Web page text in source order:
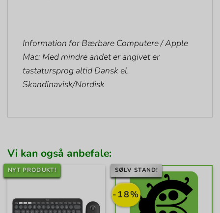
Information for Bærbare Computere / Apple
Mac: Med mindre andet er angivet er
tastatursprog altid Dansk el.
Skandinavisk/Nordisk
Vi kan også anbefale:
NYT PRODUKT!
-18%
SØLV STAND!